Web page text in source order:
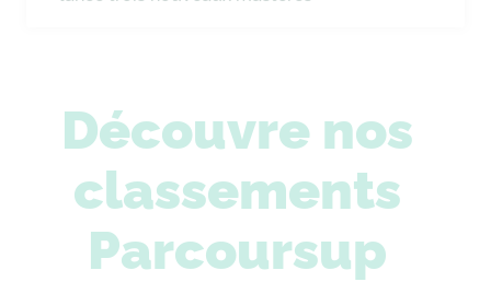
Découvre nos
classements
Parcoursup